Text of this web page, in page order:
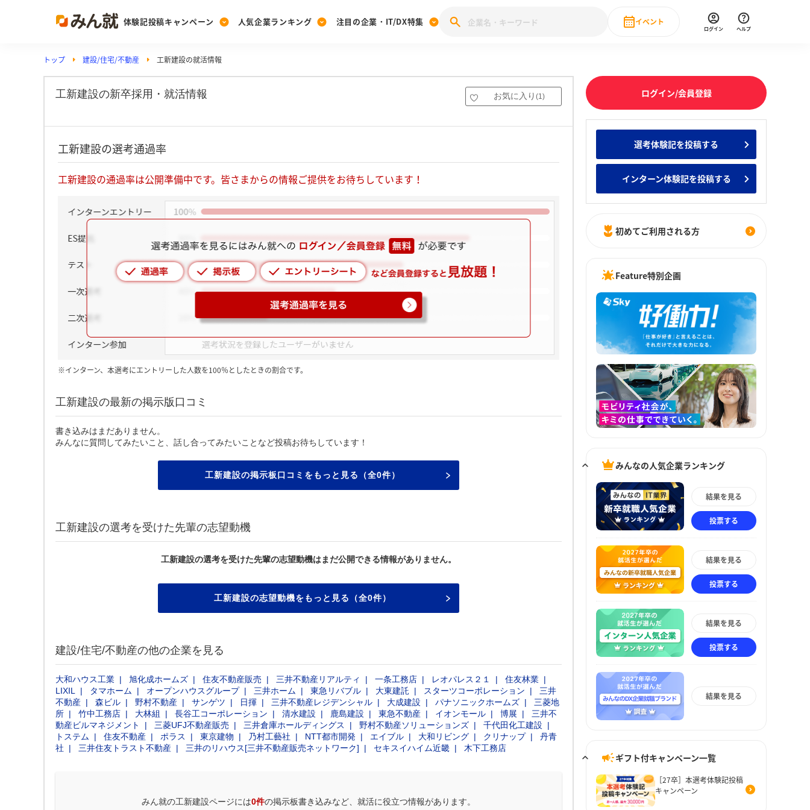
体験記投稿キャンペーン
Post
投稿する
[27卒] 本選考体験記投稿キャンペーン
人気企業ランキング
Ranking
ランキングを見る
みんなの新卒就職人気企業ランキング みんなのインターン人気企業ランキ
注目の企業・IT/DX特集
PickUp
注目の企業特集
28卒 IT・DX企業特集 27卒 IT・DX企業特集 28卒 IT・DX現場社員インタビュー
動画で知ろう！業界・企業研究
イベント
直近のイベント一覧
ログイン ヘルプ
トップ 建設/住宅/不動産 工新建設の就活情報
工新建設の新卒採用・就活情報 お気に入り (1)
工新建設の選考通過率
工新建設の通過率は公開準備中です。皆さまからの情報ご提供をお待ちしています！
※インターン、本選考にエントリーした人数を100％としたときの割合です。
工新建設の最新の掲示版口コミ
書き込みはまだありません。
みんなに質問してみたいこと、話し合ってみたいことなど投稿お待ちしています！
工新建設の掲示板口コミをもっと見る（全0件）
工新建設の選考を受けた先輩の志望動機
工新建設の選考を受けた先輩の志望動機はまだ公開できる情報がありません。
工新建設の志望動機をもっと見る（全0件）
建設/住宅/不動産の他の企業を見る
大和ハウス工業 旭化成ホームズ 住友不動産販売 三井不動産リアルティ 一条工務店 レオパレス２１
住友林業
LIXIL
タマホーム オープンハウスグループ 三井ホーム 東急リバブル 大東建託 スターツコーポレーション
三井
不動産
森ビル 野村不動産 サンゲツ 日揮 三井不動産レジデンシャル 大成建設 パナソニックホームズ
三菱地
所
竹中工務店 大林組 長谷工コーポレーション 清水建設 鹿島建設 東急不動産 イオンモール 博展
三井不
動産ビルマネジメント
三菱UFJ不動産販売 三井倉庫ホールディングス 野村不動産ソリューションズ
千代田化工建設
トステム
住友不動産 ポラス 東京建物 乃村工藝社 NTT都市開発 エイブル 大和リビング クリナップ
丹青
社
三井住友トラスト不動産 三井のリハウス[三井不動産販売ネットワーク] セキスイハイム近畿 木下工務店
みん就の工新建設ページには0件の掲示板書き込みなど、就活に役立つ情報があります。
ログイン/会員登録
選考体験記を投稿する
インターン体験記を投稿する
初めてご利用される方
Feature特別企画
みんなの人気企業ランキング
結果を見る
投票する
結果を見る
投票する
結果を見る
投票する
結果を見る
ギフト付キャンペーン一覧
［27卒］本選考体験記投稿
キャンペーン